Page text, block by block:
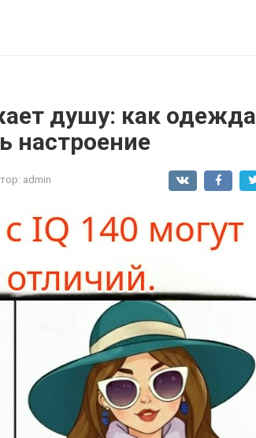
душу: как одежда
настроение
admin